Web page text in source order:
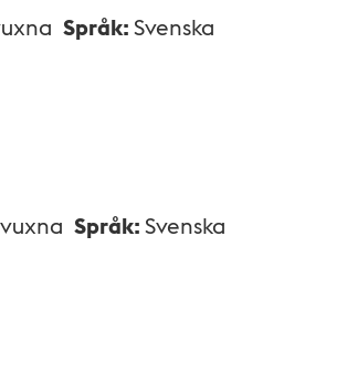
Språk:Svenska
Språk:Svenska